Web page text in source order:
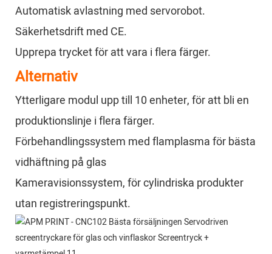
Automatisk avlastning med servorobot.
Säkerhetsdrift med CE.
Upprepa trycket för att vara i flera färger.
Alternativ
Ytterligare modul upp till 10 enheter, för att bli en
produktionslinje i flera färger.
Förbehandlingssystem med flamplasma för bästa
vidhäftning på glas
Kameravisionssystem, för cylindriska produkter
utan registreringspunkt.